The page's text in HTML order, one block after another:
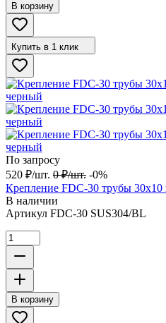
В корзину
Купить в 1 клик
По запросу
520 ₽/шт. 0 ₽/шт. -0%
Крепление FDC-30 трубы 30х10
В наличии
Артикул FDC-30 SUS304/BL
В корзину